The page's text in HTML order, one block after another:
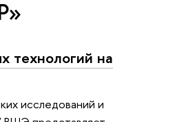
технологий на
исследований и